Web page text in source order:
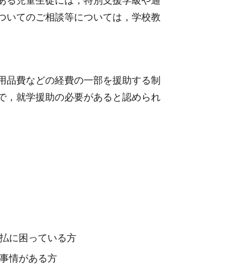
いてのご相談等については，学校教
費などの経費の一部を援助する制
，就学援助の必要があると認められ
に困っている方
情がある方